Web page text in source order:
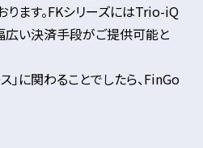
ります。FKシリーズにはTrio-iQ
広い決済手段がご提供可能と
ス」に関わることでしたら、FinGo